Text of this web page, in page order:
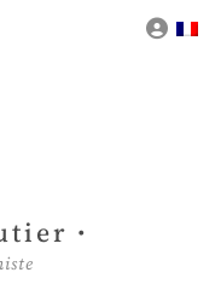
Mon